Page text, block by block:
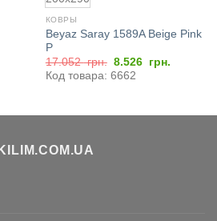
КОВРЫ
Beyaz Saray 1589A Beige Pink
P
17.052грн. Первоначальная
цена
составляла
8.526 грн.Текущая
Код товара: 6662